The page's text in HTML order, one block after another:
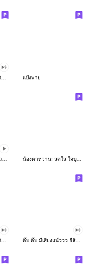
แป้งพาย
น้องตาหวาน: สดใส ใจบุญ (สีพาสเทล)
ดึ๊บ ดึ๊บ มีเสียงแน้ววว ยี่สิบเจ็ด ดึ๊บ ดึ๊บ มีเสียงแน้ววว ยี่สิบหก